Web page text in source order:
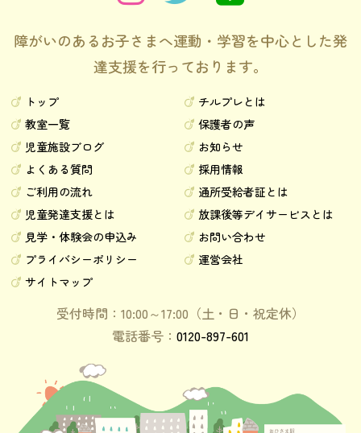
障がいのあるお子さまへ運動・学習を中心とした発
達支援を行っております。
トップ
チルプレとは
教室一覧
保護者の声
児童施設ブログ
お知らせ
よくある質問
採用情報
ご利用の流れ
通所受給者証とは
児童発達支援とは
放課後等デイサービスとは
見学・体験会の申込み
お問い合わせ
プライバシーポリシー
運営会社
サイトマップ
受付時間：10:00～17:00（土・日・祝定休）
電話番号： 0120-897-601